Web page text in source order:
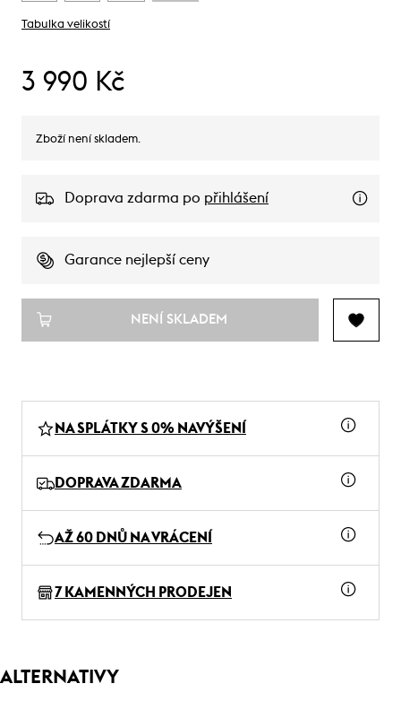
Tabulka velikostí
3 990 Kč
Zboží není skladem.
Doprava zdarma po přihlášení
Garance nejlepší ceny
NENÍ SKLADEM
NA SPLÁTKY S 0% NAVÝŠENÍ
DOPRAVA ZDARMA
AŽ 60 DNŮ NA VRÁCENÍ
7 KAMENNÝCH PRODEJEN
ALTERNATIVY